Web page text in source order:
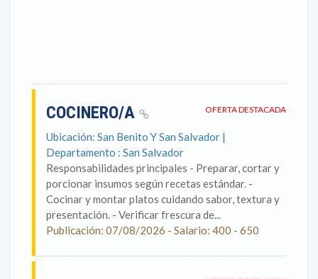
OFERTA DESTACADA
COCINERO/A
Ubicación: San Benito Y San Salvador |
Departamento : San Salvador
Responsabilidades principales - Preparar, cortar y
porcionar insumos según recetas estándar. -
Cocinar y montar platos cuidando sabor, textura y
presentación. - Verificar frescura de...
Publicación: 07/08/2026 - Salario: 400 - 650